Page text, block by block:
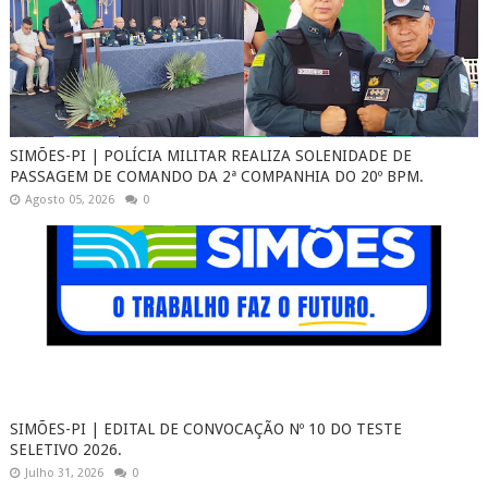
SIMÕES-PI | POLÍCIA MILITAR REALIZA SOLENIDADE DE
PASSAGEM DE COMANDO DA 2ª COMPANHIA DO 20º BPM.
Agosto 05, 2026 0
SIMÕES-PI | EDITAL DE CONVOCAÇÃO Nº 10 DO TESTE
SELETIVO 2026.
Julho 31, 2026 0